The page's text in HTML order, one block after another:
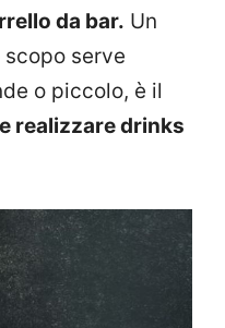
da bar. Un
serve
o piccolo, è il
realizzare drinks